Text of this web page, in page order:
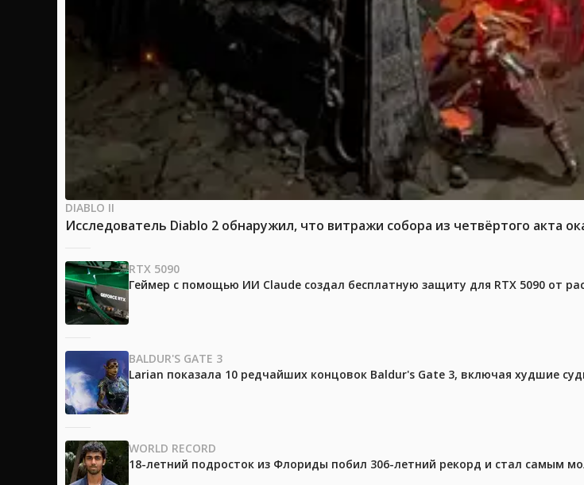
DIABLO II
Исследователь Diablo 2 обнаружил, что витражи собора из четвёртого акта
RTX 5090
Геймер с помощью ИИ Claude создал бесплатную защиту для RTX 5090 от
BALDUR'S GATE 3
Larian показала 10 редчайших концовок Baldur's Gate 3, включая худшие
WORLD RECORD
18-летний подросток из Флориды побил 306-летний рекорд и стал самым